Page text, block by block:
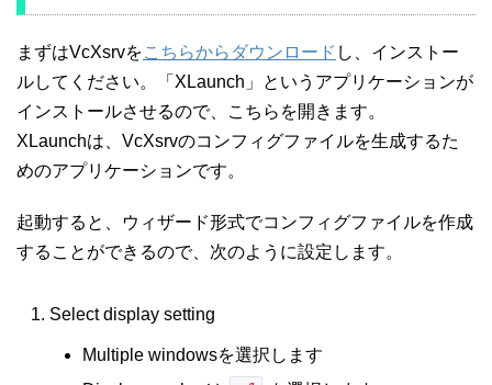
まずはVcXsrvをこちらからダウンロード し、インストー
ルしてください。「XLaunch」というアプリケーションが
インストールさせるので、こちらを開きます。
XLaunchは、VcXsrvのコンフィグファイルを生成するた
めのアプリケーションです。
起動すると、ウィザード形式でコンフィグファイルを作成
することができるので、次のように設定します。
Select display setting
Multiple windowsを選択します